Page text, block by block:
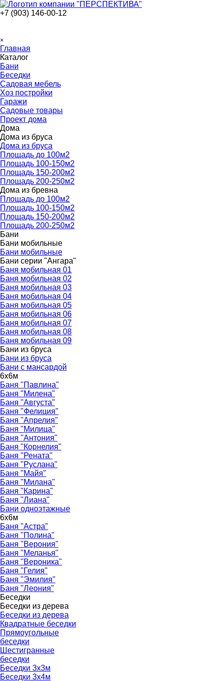
Перейти к контенту
+7 (903) 146-00-12
×
Главная
Каталог
Бани
Беседки
Садовая мебель
Хоз постройки
Гаражи
Садовые товары
Проект дома
Дома
Дома из бруса
Дома из бруса
Площадь до 100м2
Площадь 100-150м2
Площадь 150-200м2
Площадь 200-250м2
Дома из бревна
Площадь до 100м2
Площадь 100-150м2
Площадь 150-200м2
Площадь 200-250м2
Бани
Бани мобильные
Бани мобильные
Бани серии "Ангара"
Баня мобильная 01
Баня мобильная 02
Баня мобильная 03
Баня мобильная 04
Баня мобильная 05
Баня мобильная 06
Баня мобильная 07
Баня мобильная 08
Баня мобильная 09
Бани из бруса
Бани из бруса
Бани с мансардой
6х6м
Баня "Павлина"
Баня "Милена"
Баня "Августа"
Баня "Фелиция"
Баня "Апрелия"
Баня "Милица"
Баня "Антония"
Баня "Корнелия"
Баня "Рената"
Баня "Руслана"
Баня "Майя"
Баня "Милана"
Баня "Карина"
Баня "Лиана"
Бани одноэтажные
6х6м
Баня "Астра"
Баня "Полина"
Баня "Верония"
Баня "Меланья"
Баня "Вероника"
Баня "Гелия"
Баня "Эмилия"
Баня "Леония"
Беседки
Беседки из дерева
Беседки из дерева
Квадратные беседки
Прямоугольные
беседки
Шестигранные
беседки
Беседки 3х3м
Беседки 3х4м